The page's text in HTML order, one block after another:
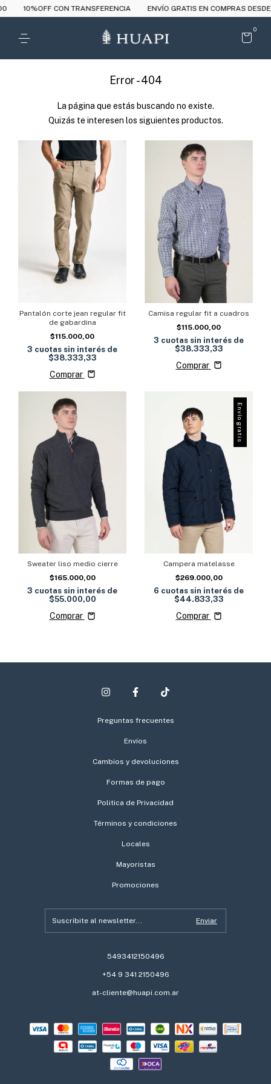
10%OFF CON TRANSFERENCIA ENVÍO GRATIS EN COMPRAS
0
Error - 404
La página que estás buscando no existe.
Quizás te interesen los siguientes productos.
Pantalón corte jean regular fit
de gabardina
$115.000,00
3 cuotas sin interés de
$38.333,33
Comprar
Camisa regular fit a cuadros
$115.000,00
3 cuotas sin interés de
$38.333,33
Comprar
Sweater liso medio cierre
$165.000,00
3 cuotas sin interés de
$55.000,00
Comprar
Envío gratis
Campera matelasse
$269.000,00
6 cuotas sin interés de
$44.833,33
Comprar
Preguntas frecuentes
Envíos
Cambios y devoluciones
Formas de pago
Politica de Privacidad
Términos y condiciones
Locales
Mayoristas
Promociones
5493412150496
+54 9 341 2150496
at-cliente@huapi.com.ar